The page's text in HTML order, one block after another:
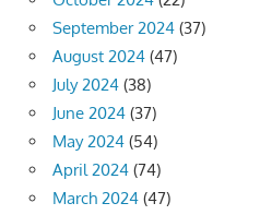
September 2024 (37)
August 2024 (47)
July 2024 (38)
June 2024 (37)
May 2024 (54)
April 2024 (74)
March 2024 (47)